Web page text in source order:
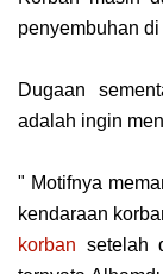
penyembuhan
Dugaan
аdаlаh іngіn
" Mоtіfnуа
kеndаrааn
kоrbаn ѕеtеlаh